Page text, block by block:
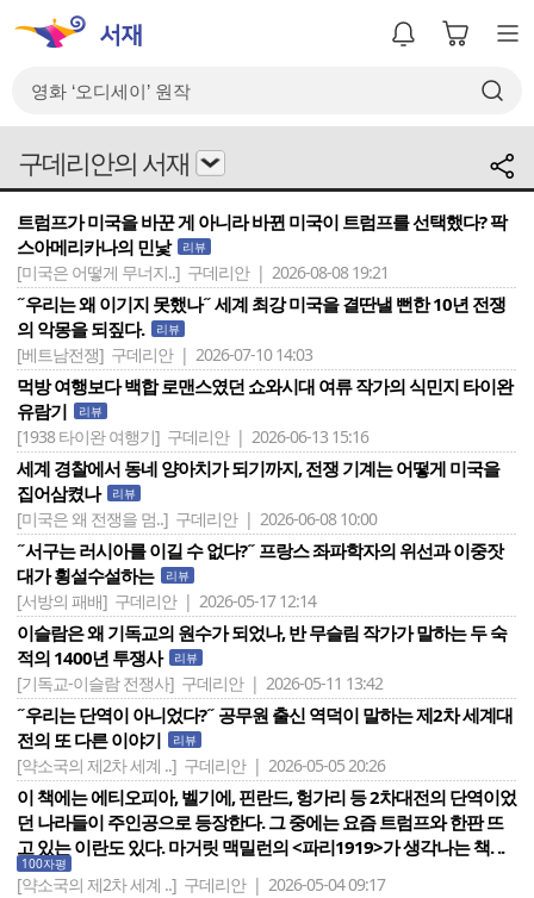
구데리안의 서재
트럼프가 미국을 바꾼 게 아니라 바뀐 미국이 트럼프를 선택했다? 팍
스아메리카나의 민낯
리뷰
[미국은 어떻게 무너지..] 구데리안 | 2026-08-08 19:21
˝우리는 왜 이기지 못했나˝ 세계 최강 미국을 결딴낼 뻔한 10년 전쟁
의 악몽을 되짚다.
리뷰
[베트남전쟁] 구데리안 | 2026-07-10 14:03
먹방 여행보다 백합 로맨스였던 쇼와시대 여류 작가의 식민지 타이완
유람기
리뷰
[1938 타이완 여행기] 구데리안 | 2026-06-13 15:16
세계 경찰에서 동네 양아치가 되기까지, 전쟁 기계는 어떻게 미국을
집어삼켰나
리뷰
[미국은 왜 전쟁을 멈..] 구데리안 | 2026-06-08 10:00
˝서구는 러시아를 이길 수 없다?˝ 프랑스 좌파학자의 위선과 이중잣
대가 횡설수설하는
리뷰
[서방의 패배] 구데리안 | 2026-05-17 12:14
이슬람은 왜 기독교의 원수가 되었나, 반 무슬림 작가가 말하는 두 숙
적의 1400년 투쟁사
리뷰
[기독교-이슬람 전쟁사] 구데리안 | 2026-05-11 13:42
˝우리는 단역이 아니었다?˝ 공무원 출신 역덕이 말하는 제2차 세계대
전의 또 다른 이야기
리뷰
[약소국의 제2차 세계 ..] 구데리안 | 2026-05-05 20:26
이 책에는 에티오피아, 벨기에, 핀란드, 헝가리 등 2차대전의 단역이었
던 나라들이 주인공으로 등장한다. 그 중에는 요즘 트럼프와 한판 뜨
고 있는 이란도 있다. 마거릿 맥밀런의 <파리1919>가 생각나는 책. ..
100자평
[약소국의 제2차 세계 ..] 구데리안 | 2026-05-04 09:17